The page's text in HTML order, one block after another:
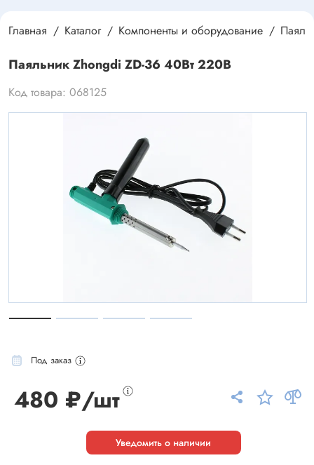
Главная Каталог Компоненты и оборудование
Паяльник Zhongdi ZD-36 40Вт 220В
Код товара: 068125
Под заказ
480 ₽/шт
Уведомить о наличии